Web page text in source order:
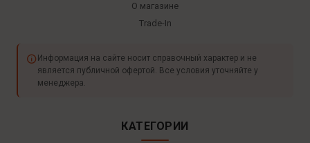
О магазине
Trade-In
Информация на сайте носит справочный характер и не
является публичной офертой. Все условия уточняйте у
менеджера.
КАТЕГОРИИ